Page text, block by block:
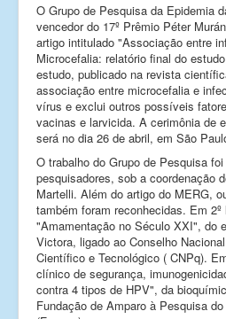
O Grupo de Pesquisa da Epidemia
vencedor do 17º Prêmio Péter
artigo intitulado "Associação entre
Microcefalia: relatório final do
estudo, publicado na revista
associação entre microcefalia e
vírus e exclui outros possíveis
vacinas e larvicida. A cerimônia de
será no dia 26 de abril, em São
O trabalho do Grupo de Pesquisa
pesquisadores, sob a coordenação
Martelli. Além do artigo do MERG,
também foram reconhecidas. Em
"Amamentação no Século XXI", do
Victora, ligado ao Conselho
Científico e Tecnológico ( CNPq).
clínico de segurança,
contra 4 tipos de HPV", da
Fundação de Amparo à Pesquisa